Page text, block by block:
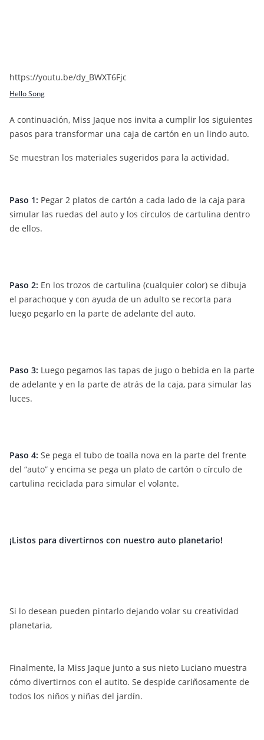
https://youtu.be/dy_BWXT6Fjc
Hello Song
A continuación, Miss Jaque nos invita a cumplir los siguientes
pasos para transformar una caja de cartón en un lindo auto.
Se muestran los materiales sugeridos para la actividad.
Paso 1: Pegar 2 platos de cartón a cada lado de la caja para
simular las ruedas del auto y los círculos de cartulina dentro
de ellos.
Paso 2: En los trozos de cartulina (cualquier color) se dibuja
el parachoque y con ayuda de un adulto se recorta para
luego pegarlo en la parte de adelante del auto.
Paso 3: Luego pegamos las tapas de jugo o bebida en la parte
de adelante y en la parte de atrás de la caja, para simular las
luces.
Paso 4: Se pega el tubo de toalla nova en la parte del frente
del “auto” y encima se pega un plato de cartón o círculo de
cartulina reciclada para simular el volante.
¡Listos para divertirnos con nuestro auto planetario!
Si lo desean pueden pintarlo dejando volar su creatividad
planetaria,
Finalmente, la Miss Jaque junto a sus nieto Luciano muestra
cómo divertirnos con el autito. Se despide cariñosamente de
todos los niños y niñas del jardín.